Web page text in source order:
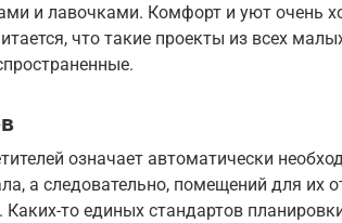
и лавочками. Комфорт и уют очень
что такие проекты из всех
означает автоматически
а следовательно, помещений для их
то единых стандартов